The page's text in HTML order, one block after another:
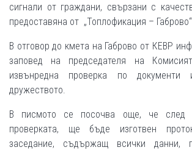
сигнали от граждани, свързани с
предоставяна от „Топлофикация –
В отговор до кмета на Габрово от КЕВР
заповед на председателя на
извънредна проверка по
дружеството.
В писмото се посочва още, че след
проверката, ще бъде изготвен
заседание, съдържащ всички данни,